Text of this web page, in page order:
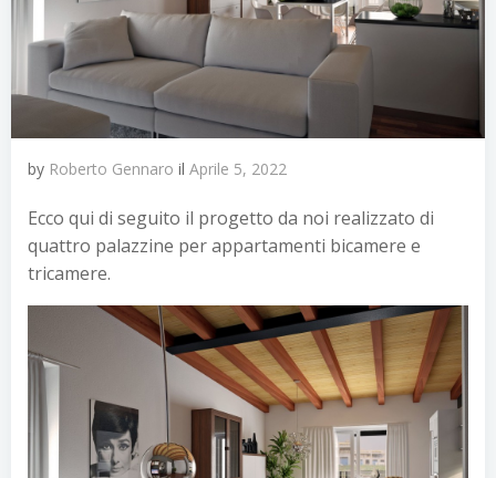
by Roberto Gennaro il Aprile 5, 2022
Ecco qui di seguito il progetto da noi realizzato di
quattro palazzine per appartamenti bicamere e
tricamere.